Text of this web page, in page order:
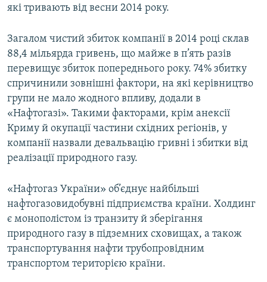
які тривають від весни 2014 року.
Загалом чистий збиток компанії в 2014 році склав
88,4 мільярда гривень, що майже в п’ять разів
перевищує збиток попереднього року. 74% збитку
спричинили зовнішні фактори, на які керівництво
групи не мало жодного впливу, додали в
«Нафтогазі». Такими факторами, крім анексії
Криму й окупації частини східних регіонів, у
компанії назвали девальвацію гривні і збитки від
реалізації природного газу.
«Нафтогаз України» об’єднує найбільші
нафтогазовидобувні підприємства країни. Холдинг
є монополістом із транзиту й зберігання
природного газу в підземних сховищах, а також
транспортування нафти трубопровідним
транспортом територією країни.